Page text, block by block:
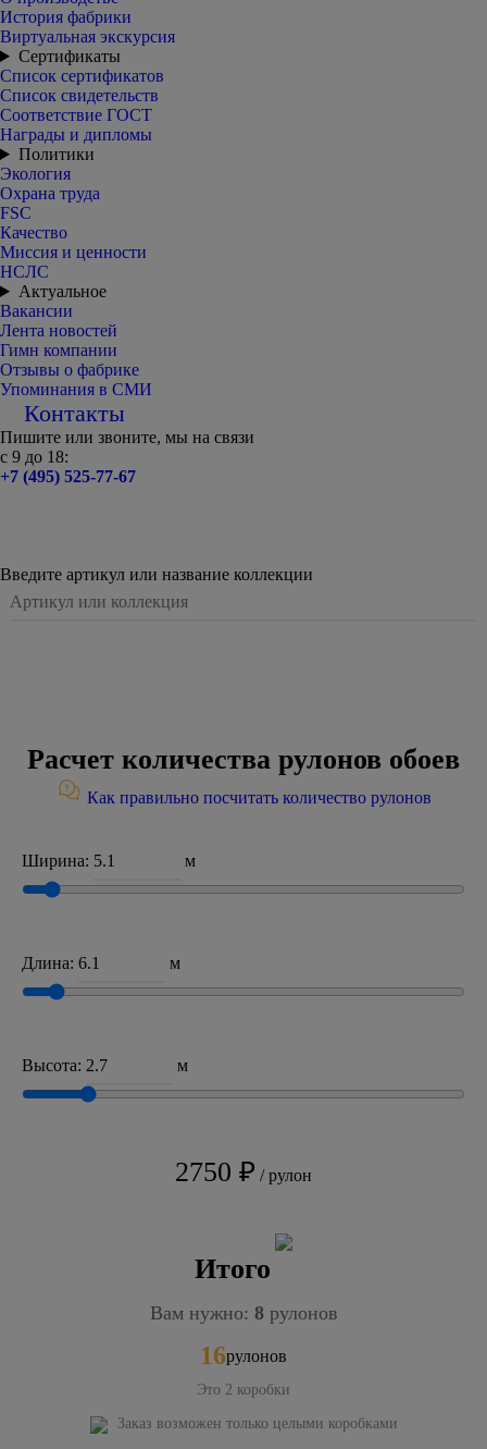
История фабрики
Виртуальная экскурсия
Сертификаты
Список сертификатов
Список свидетельств
Соответствие ГОСТ
Награды и дипломы
Политики
Экология
Охрана труда
FSC
Качество
Миссия и ценности
НСЛС
Актуальное
Вакансии
Лента новостей
Гимн компании
Отзывы о фабрике
Упоминания в СМИ
Контакты
Пишите или звоните, мы на связи
с 9 до 18:
+7 (495) 525-77-67
Введите артикул или название коллекции
Расчет количества рулонов обоев
Как правильно посчитать количество рулонов
Ширина: м
Длина: м
Высота: м
2750 ₽ / рулон
Итого
Вам нужно: 8рулонов
16рулонов
Это 2 коробки
Заказ возможен только целыми коробками